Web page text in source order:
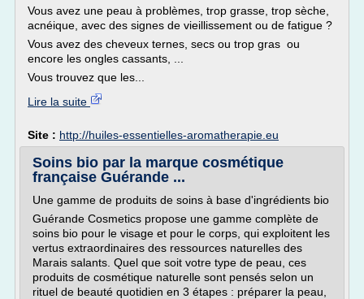
Vous avez une peau à problèmes, trop grasse, trop sèche,
acnéique, avec des signes de vieillissement ou de fatigue ?
Vous avez des cheveux ternes, secs ou trop gras ou
encore les ongles cassants, ...
Vous trouvez que les...
Lire la suite
Site : http://huiles-essentielles-aromatherapie.eu
Soins bio par la marque cosmétique
française Guérande ...
Une gamme de produits de soins à base d'ingrédients bio
Guérande Cosmetics propose une gamme complète de
soins bio pour le visage et pour le corps, qui exploitent les
vertus extraordinaires des ressources naturelles des
Marais salants. Quel que soit votre type de peau, ces
produits de cosmétique naturelle sont pensés selon un
rituel de beauté quotidien en 3 étapes : préparer la peau,